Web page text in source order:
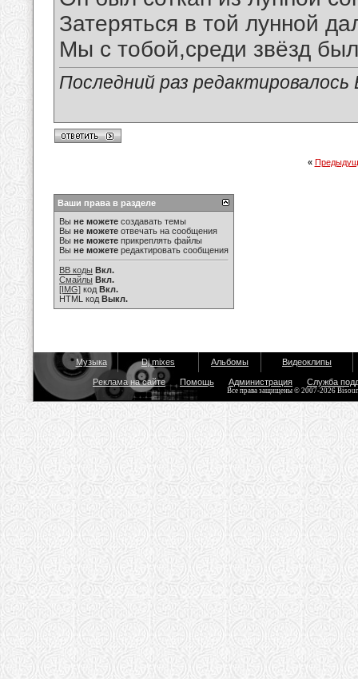
Затеряться в той лунной
Мы с тобой,среди звёзд
Последний раз
«
Ваши права в разделе
Вы не можете создавать темы
Вы не можете отвечать на сообщения
Вы не можете прикреплять файлы
Вы не можете редактировать сообщения
BB коды Вкл.
Смайлы Вкл.
[IMG] код Вкл.
HTML код Выкл.
Музыка Dj mixes Альбомы Видеоклипы
Реклама на сайте Помощь Администрация Служба
Все права защищены © 2007-2026